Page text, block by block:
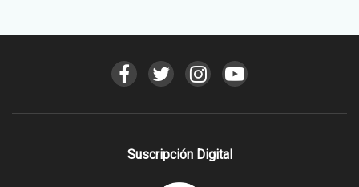
Suscripción Digital